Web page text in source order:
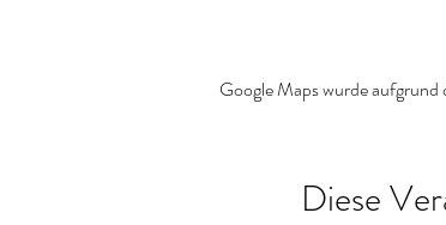
Google Maps wurde
Diese